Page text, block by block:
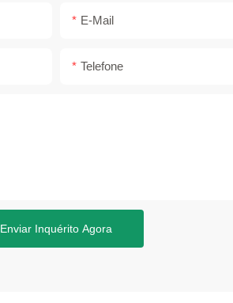
E-Mail
Telefone
Enviar Inquérito Agora